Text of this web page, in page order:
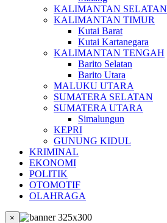
KALIMANTAN SELATAN
KALIMANTAN TIMUR
Kutai Barat
Kutai Kartanegara
KALIMANTAN TENGAH
Barito Selatan
Barito Utara
MALUKU UTARA
SUMATERA SELATAN
SUMATERA UTARA
Simalungun
KEPRI
GUNUNG KIDUL
KRIMINAL
EKONOMI
POLITIK
OTOMOTIF
OLAHRAGA
×